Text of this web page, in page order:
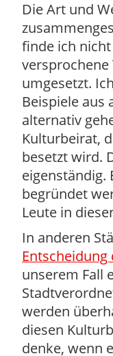
Die Art und
finde ich
versprochene
umgesetzt.
Beispiele aus
alternativ
Kulturbeirat,
besetzt wird.
eigenständig.
begründet
Leute in
In anderen
unserem Fall
werden
diesen
denke, wenn